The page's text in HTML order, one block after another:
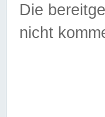
Die
nicht